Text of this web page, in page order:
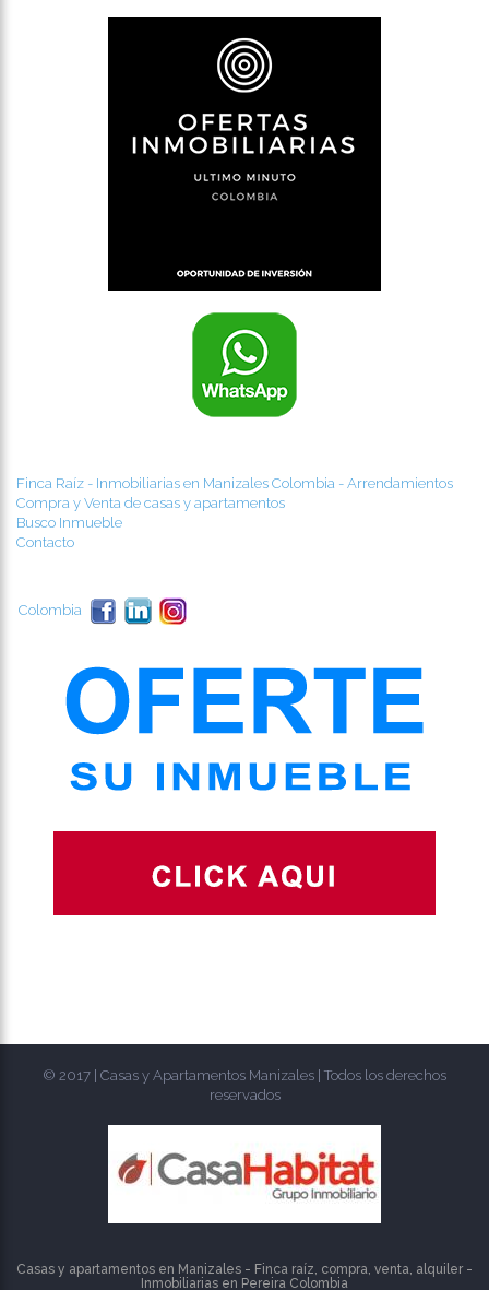
Finca Raíz - Inmobiliarias en Manizales Colombia - Arrendamientos
Compra y Venta de casas y apartamentos
Busco Inmueble
Contacto
Colombia
© 2017 | Casas y Apartamentos Manizales | Todos los derechos
reservados
Casas y apartamentos en Manizales - Finca raíz, compra, venta, alquiler -
Inmobiliarias en Pereira Colombia